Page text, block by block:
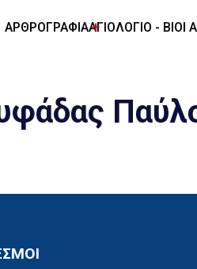
ΑΡΘΡΟΓΡΑΦΙΑΑΓΙΟΛΟΓΙΟ - ΒΙΟΙ